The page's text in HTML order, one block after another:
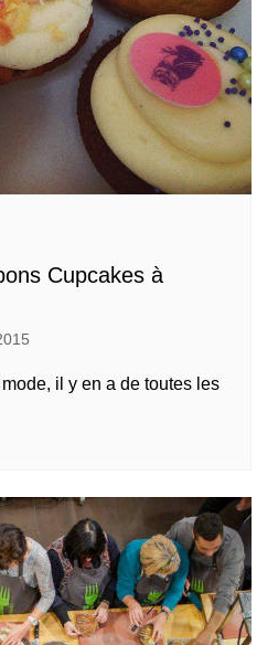
Cupcakes à
il y en a de toutes les